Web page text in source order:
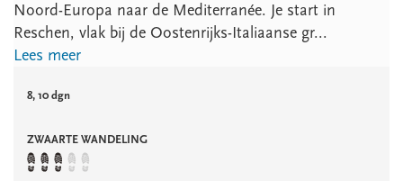
Noord-Europa naar de Mediterranée. Je start in
Reschen, vlak bij de Oostenrijks-Italiaanse gr...
Lees meer
8, 10 dgn
ZWAARTE WANDELING